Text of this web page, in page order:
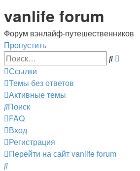
vanlife forum
Форум вэнлайф-путешественников
Пропустить
Поиск
Ссылки
Темы без ответов
Активные темы
Поиск
FAQ
Вход
Регистрация
Перейти на сайтvanlife forum
Поиск